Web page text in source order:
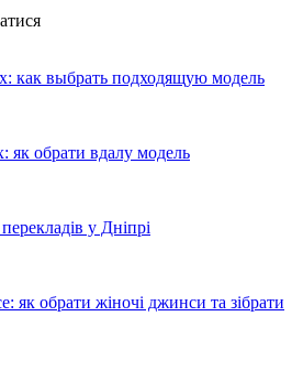
как выбрать подходящую модель
як обрати вдалу модель
у Дніпрі
як обрати жіночі джинси та зібрати